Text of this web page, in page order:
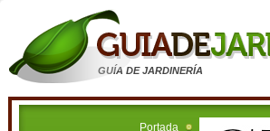
GUÍA DE JARDINERÍA
Portada